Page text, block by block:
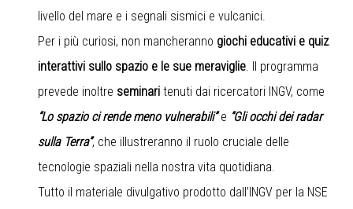
livello del mare e i segnali sismici e vulcanici.
Per i più curiosi, non mancheranno giochi educativi e quiz
interattivi sullo spazio e le sue meraviglie. Il programma
prevede inoltre seminari tenuti dai ricercatori INGV, come
“Lo spazio ci rende meno vulnerabili”e “Gli occhi dei radar
sulla Terra”, che illustreranno il ruolo cruciale delle
tecnologie spaziali nella nostra vita quotidiana.
Tutto il materiale divulgativo prodotto dall’INGV per la NSE